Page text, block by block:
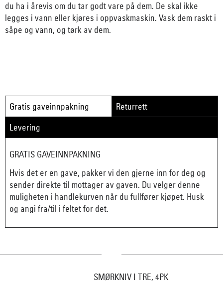
du ha i årevis om du tar godt vare på dem. De skal ikke
legges i vann eller kjøres i oppvaskmaskin. Vask dem raskt i
såpe og vann, og tørk av dem.
Gratis gaveinnpakning
Returrett
Levering
GRATIS GAVEINNPAKNING
Hvis det er en gave, pakker vi den gjerne inn for deg og
sender direkte til mottager av gaven. Du velger denne
muligheten i handlekurven når du fullfører kjøpet. Husk
og angi fra/til i feltet for det.
SMØRKNIV I TRE, 4PK